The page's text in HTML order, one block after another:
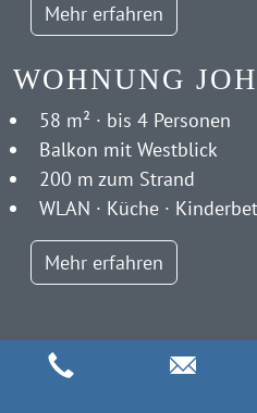
Mehr erfahren
WOHNUNG
58 m² · bis 4 Personen
Balkon mit Westblick
200 m zum Strand
WLAN · Küche ·
Mehr erfahren